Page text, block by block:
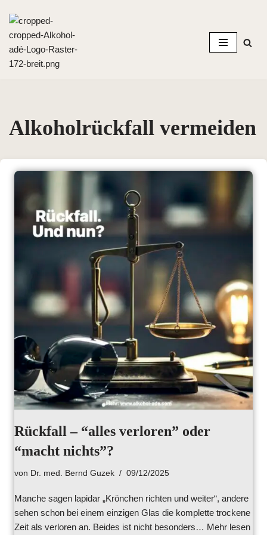
Zum
Inhalt
springen
Alkoholrückfall vermeiden
Rückfall – “alles verloren” oder
“macht nichts”?
von Dr. med. Bernd Guzek 09/12/2025
Manche sagen lapidar „Krönchen richten und weiter“, andere
sehen schon bei einem einzigen Glas die komplette trockene
Zeit als verloren an. Beides ist nicht besonders… Mehr lesen